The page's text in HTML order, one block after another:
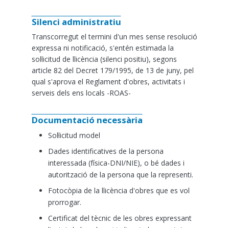
Silenci administratiu
Transcorregut el termini d'un mes sense resolució
expressa ni notificació, s'entén estimada la
sol·licitud de llicència (silenci positiu), segons
article 82 del Decret 179/1995, de 13 de juny, pel
qual s'aprova el Reglament d'obres, activitats i
serveis dels ens locals -ROAS-
Documentació necessària
Sol·licitud model
Dades identificatives de la persona
interessada (física-DNI/NIE), o bé dades i
autorització de la persona que la representi.
Fotocòpia de la llicència d'obres que es vol
prorrogar.
Certificat del tècnic de les obres expressant